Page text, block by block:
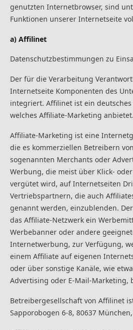
genutzten Internetbrowser, sind
Funktionen unserer Internetseite
a) Affilinet
Datenschutzbestimmungen zu
Der für die Verarbeitung
Internetseite Komponenten des
integriert. Affilinet ist ein
welches Affiliate-Marketing anbietet.
Affiliate-Marketing ist eine
die es kommerziellen Betreibern
sogenannten Merchants oder
Werbung, die meist über Klick-
vergütet wird, auf Internetseiten
Vertriebspartnern, die auch
genannt werden, einzublenden.
das Affiliate-Netzwerk ein
Werbebanner oder andere
Internetwerbung, zur Verfügung,
einem Affiliate auf eigenen
oder über sonstige Kanäle, wie
Advertising oder E-Mail-Marketing,
Betreibergesellschaft von Affilinet
Sapporobogen 6-8, 80637